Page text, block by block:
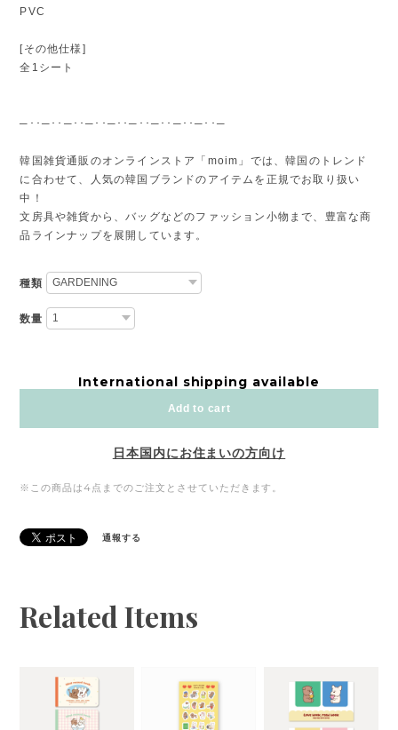
PVC
[その他仕様]
全1シート
─･･─･･─･･─･･─･･─･･─･･─･･─･･─
韓国雑貨通販のオンラインストア「moim」では、韓国のトレンド
に合わせて、人気の韓国ブランドのアイテムを正規でお取り扱い
中！
文房具や雑貨から、バッグなどのファッション小物まで、豊富な商
品ラインナップを展開しています。
種類
数量
International shipping available
Add to cart
日本国内にお住まいの方向け
※この商品は4点までのご注文とさせていただきます。
通報する
Related Items